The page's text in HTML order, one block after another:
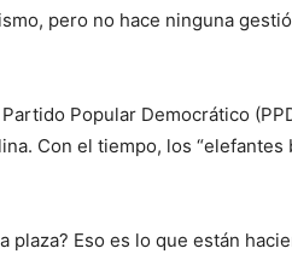
pero no hace ninguna
Popular Democrático
Con el tiempo, los
Eso es lo que están